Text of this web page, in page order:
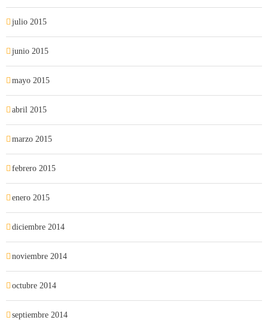
julio 2015
junio 2015
mayo 2015
abril 2015
marzo 2015
febrero 2015
enero 2015
diciembre 2014
noviembre 2014
octubre 2014
septiembre 2014